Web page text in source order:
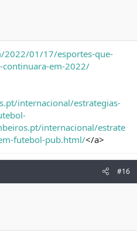
2022/01/17/esportes-que-
continuara-em-2022/
internacional/estrategias-
internacional/estrate
futebol-pub.html/</a>
#16